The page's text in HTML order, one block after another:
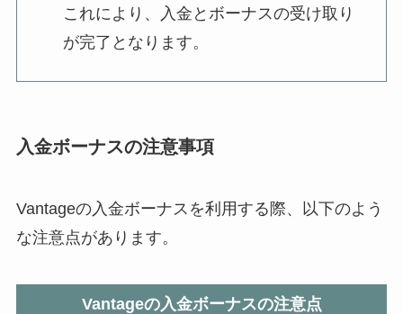
これにより、入金とボーナスの受け取り
が完了となります。
入金ボーナスの注意事項
Vantageの入金ボーナスを利用する際、以下のよう
な注意点があります。
Vantageの入金ボーナスの注意点